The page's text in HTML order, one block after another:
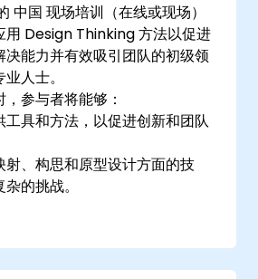
中国 现场培训（在线或现场）
用 Design Thinking 方法以促进
决能力并有效吸引团队的初级领
人士。
参与者将能够：
工具和方法，以促进创新和团队
射、构思和原型设计方面的技
的挑战。
促进创新文化。